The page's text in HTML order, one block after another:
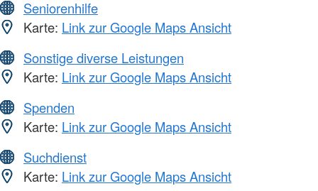
Seniorenhilfe
Karte: Link zur Google Maps Ansicht
Sonstige diverse Leistungen
Karte: Link zur Google Maps Ansicht
Spenden
Karte: Link zur Google Maps Ansicht
Suchdienst
Karte: Link zur Google Maps Ansicht